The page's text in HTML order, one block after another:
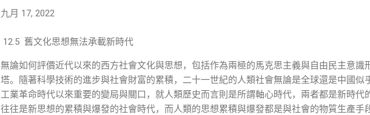
九月 17, 2022
12.5 舊文化思想無法承載新時代
無論如何評價近代以來的西方社會文化與思想，包括作為兩極的馬克思主義與自由民主意識
塔。隨著科學技術的進步與社會財富的累積，二十一世紀的人類社會無論是全球還是中國似
工業革命時代以來重要的變局與關口，就人類歷史而言則是所謂軸心時代，兩者都是新時代
往往是新思想的累積與爆發的社會時代，而人類的思想累積與爆發都是與社會的物質生產手